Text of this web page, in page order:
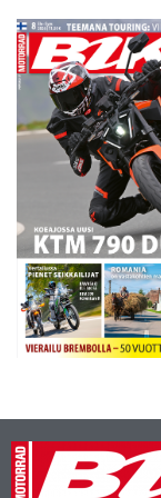
miehen mittoihin
Vinalesin
managerina.…